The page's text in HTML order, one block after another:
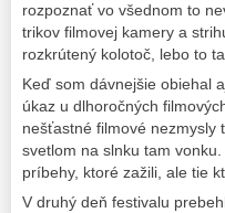
rozpoznať vo všednom to
trikov filmovej kamery a
rozkrútený kolotoč, lebo to
Keď som dávnejšie obiehal
úkaz u dlhoročných
nešťastné filmové nezmysly
svetlom na slnku tam
príbehy, ktoré zažili, ale tie
V druhý deň festivalu